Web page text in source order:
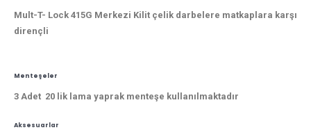
Mult-T- Lock 415G Merkezi Kilit çelik darbelere matkaplara karşı
dirençli
Menteşeler
3 Adet 20 lik lama yaprak menteşe kullanılmaktadır
Aksesuarlar